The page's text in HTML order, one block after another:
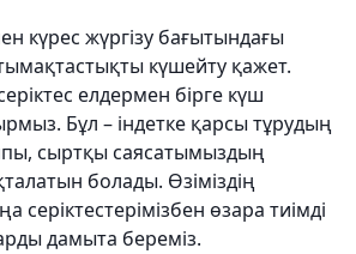
күрес жүргі­зу бағытындағы
күшейту қажет.
елдермен бірге күш
Бұл – індетке қарсы тұрудың
сыртқы саясатымыздың
болады. Өзіміздің
серіктестерімізбен өзара тиімді
дамыта береміз.